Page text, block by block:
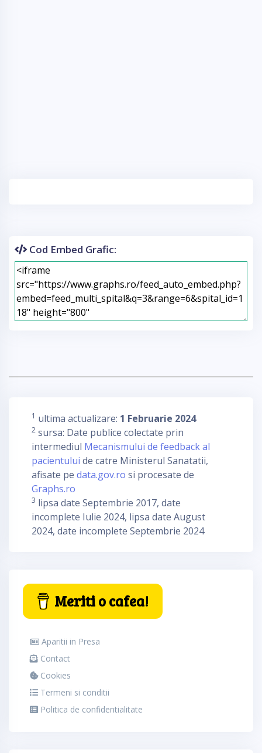
Cod Embed Grafic:
1 ultima actualizare: 1 Februarie 2024
2 sursa: Date publice colectate prin
intermediul Mecanismului de feedback al
pacientului de catre Ministerul Sanatatii,
afisate pe data.gov.ro si procesate de
Graphs.ro
3 lipsa date Septembrie 2017, date
incomplete Iulie 2024, lipsa date August
2024, date incomplete Septembrie 2024
Meriti o cafea!
Aparitii in Presa
Contact
Cookies
Termeni si conditii
Politica de confidentialitate